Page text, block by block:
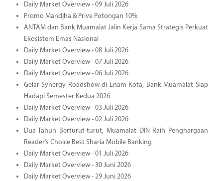
Daily Market Overview - 09 Juli 2026
Promo Mandjha & Prive Potongan 10%
ANTAM dan Bank Muamalat Jalin Kerja Sama Strategis Perkuat
Ekosistem Emas Nasional
Daily Market Overview - 08 Juli 2026
Daily Market Overview - 07 Juli 2026
Daily Market Overview - 06 Juli 2026
Gelar Synergy Roadshow di Enam Kota, Bank Muamalat Siap
Hadapi Semester Kedua 2026
Daily Market Overview - 03 Juli 2026
Daily Market Overview - 02 Juli 2026
Dua Tahun Berturut-turut, Muamalat DIN Raih Penghargaan
Reader’s Choice Best Sharia Mobile Banking
Daily Market Overview - 01 Juli 2026
Daily Market Overview - 30 Juni 2026
Daily Market Overview - 29 Juni 2026